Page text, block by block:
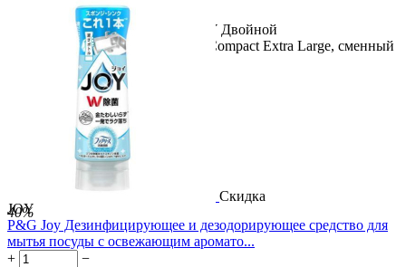
Название продукта: P&G Joy JOY Двойной
дезинфицирующий раствор Joy Compact Extra Large, сменный
блок 670 мл....
Скидка
40%
JOY
P&G Joy Дезинфицирующее и дезодорирующее средство для
мытья посуды с освежающим аромато...
+
−